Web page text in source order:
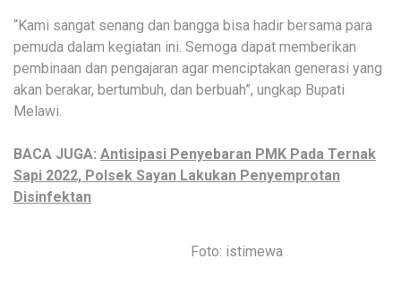
“Kami sangat senang dan bangga bisa hadir bersama para
pemuda dalam kegiatan ini. Semoga dapat memberikan
pembinaan dan pengajaran agar menciptakan generasi yang
akan berakar, bertumbuh, dan berbuah”, ungkap Bupati
Melawi.
BACA JUGA: Antisipasi Penyebaran PMK Pada Ternak
Sapi 2022, Polsek Sayan Lakukan Penyemprotan
Disinfektan
Foto: istimewa